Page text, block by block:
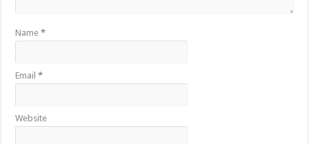
Name*
Email*
Website